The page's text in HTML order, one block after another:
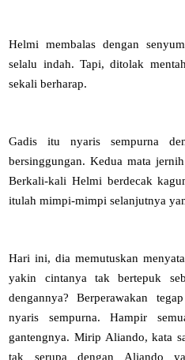
Helmi membalas dengan
selalu indah. Tapi, ditolak
sekali berharap.
Gadis itu nyaris sempurna
bersinggungan. Kedua mata
Berkali-kali Helmi berdecak
itulah mimpi-mimpi selanjutnya
Hari ini, dia memutuskan
yakin cintanya tak bertepuk
dengannya? Berperawakan
nyaris sempurna. Hampir
gantengnya. Mirip Aliando, kata
tak serupa dengan Aliando